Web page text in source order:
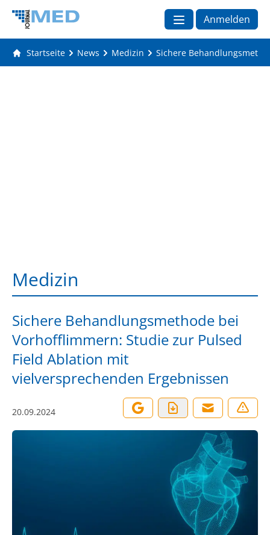
Anmelden
Startseite News Medizin Sichere
Medizin
Sichere Behandlungsmethode bei
Vorhofflimmern: Studie zur Pulsed
Field Ablation mit
vielversprechenden Ergebnissen
20.09.2024